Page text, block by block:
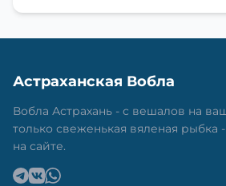
Астраханская Вобла
Вобла Астрахань - с вешалов на
только свеженькая вяленая рыбка -
на сайте.